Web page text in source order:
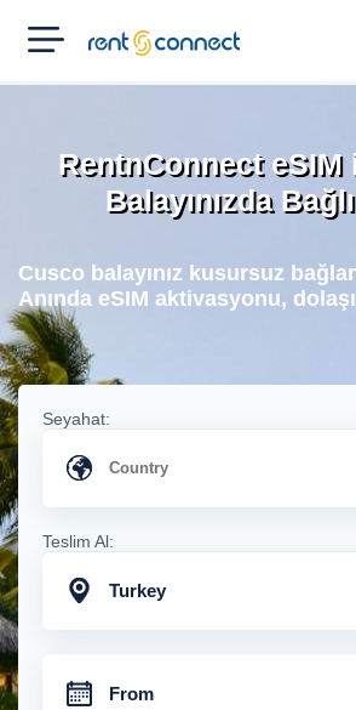
RENT'N
CONNECT
RentnConnect eSIM
Balayınızda
Cusco balayınız kusursuz
Anında eSIM aktivasyonu,
Seyahat:
Teslim Al:
Turkey